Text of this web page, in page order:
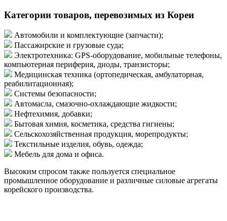
Категории товаров, перевозимых из Кореи
Автомобили и комплектующие (запчасти);
Пассажирские и грузовые суда;
Электротехника: GPS-оборудование, мобильные телефоны,
компьютерная периферия, диоды, транзисторы;
Медицинская техника (ортопедическая, амбулаторная,
реабилитационная);
Системы безопасности;
Автомасла, смазочно-охлаждающие жидкости;
Нефтехимия, добавки;
Бытовая химия, косметика, средства гигиены;
Сельскохозяйственная продукция, морепродукты;
Текстильные изделия, обувь, одежда;
Мебель для дома и офиса.
Высоким спросом также пользуется специальное
промышленное оборудование и различные силовые агрегаты
корейского производства.